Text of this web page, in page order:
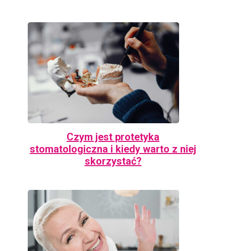
Czym jest protetyka
stomatologiczna i kiedy warto z niej
skorzystać?